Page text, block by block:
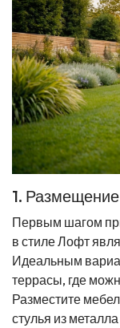
1.
Первым шагом
в стиле Лофт
Идеальным
террасы, где
Разместите
стулья из